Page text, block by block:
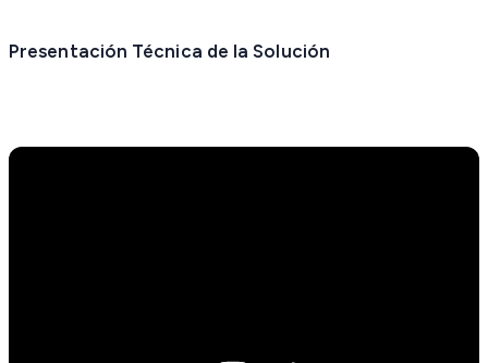
Presentación Técnica de la Solución